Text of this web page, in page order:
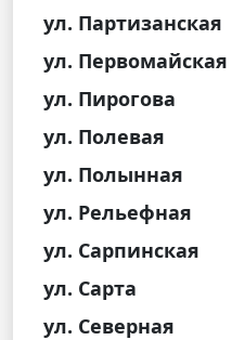
ул. Партизанская
ул. Первомайская
ул. Пирогова
ул. Полевая
ул. Полынная
ул. Рельефная
ул. Сарпинская
ул. Сарта
ул. Северная